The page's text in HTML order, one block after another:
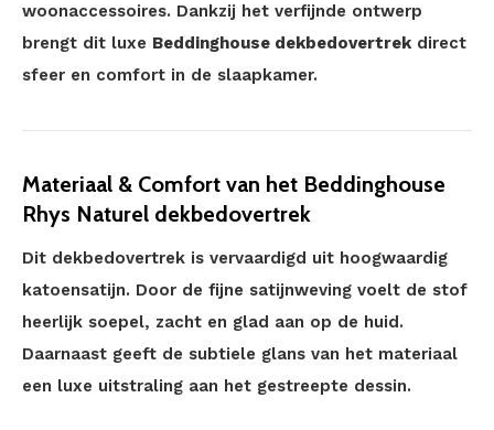
woonaccessoires. Dankzij het verfijnde ontwerp
brengt dit luxe Beddinghouse dekbedovertrekdirect
sfeer en comfort in de slaapkamer.
Materiaal & Comfort van het Beddinghouse
Rhys Naturel dekbedovertrek
Dit dekbedovertrek is vervaardigd uit hoogwaardig
katoensatijn. Door de fijne satijnweving voelt de stof
heerlijk soepel, zacht en glad aan op de huid.
Daarnaast geeft de subtiele glans van het materiaal
een luxe uitstraling aan het gestreepte dessin.